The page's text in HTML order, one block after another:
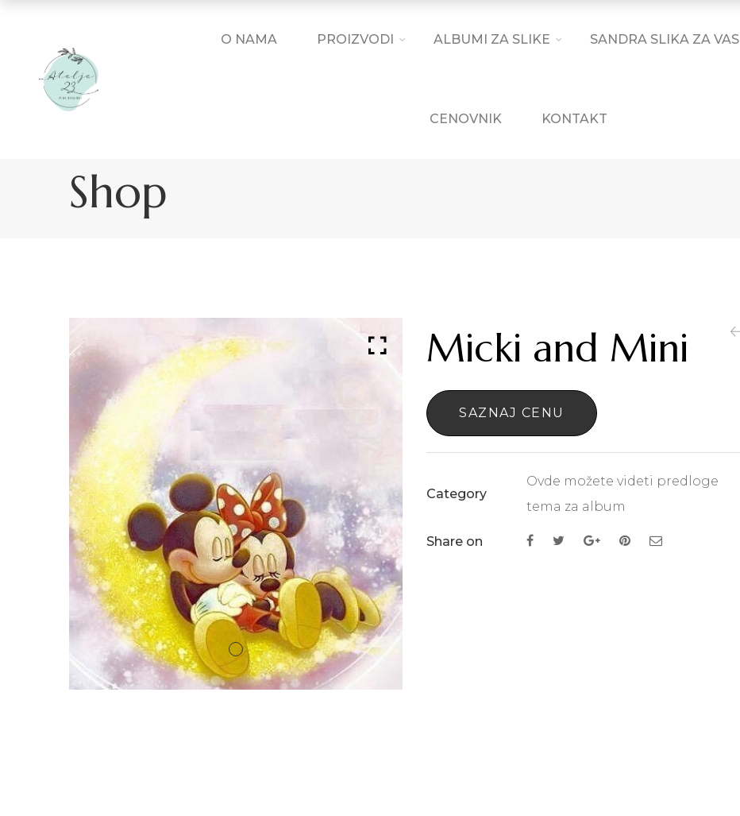
O NAMA PROIZVODI ALBUMI ZA SLIKE SANDRA SLIKA ZA VAS
CENOVNIK KONTAKT
Shop
Micki and Mini
SAZNAJ CENU
Category
Ovde možete videti predloge
tema za album
Share on